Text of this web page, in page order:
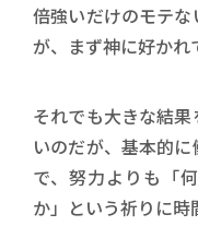
倍強いだけのモテ
が、まず神に好かれ
それでも大きな結
いのだが、基本的
で、努力よりも「
か」という祈りに時